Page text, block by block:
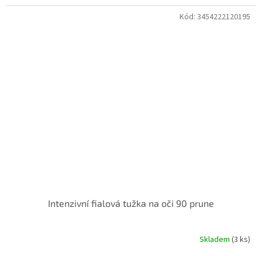
Intenzivní fialová tužka na oči 90 prune
Skladem (3 ks)
Kód: 3454222120195